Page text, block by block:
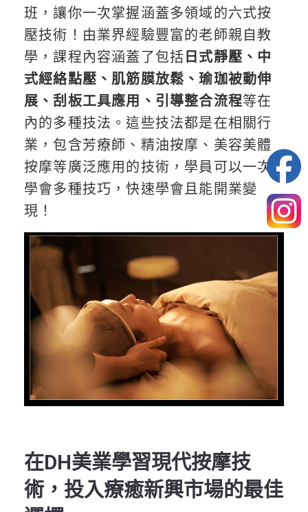
班，讓你一次掌握涵蓋多領域的六式按
壓技術！由業界經驗豐富的老師親自教
學，課程內容涵蓋了包括 日式靜壓、中
式經絡點壓、肌筋膜放鬆、瑜珈被動伸
展、刮板工具應用、引導整合流程等在
內的多種技法。這些技法都是在相關行
業，包含芳療師、精油按摩、美容美體
按摩等廣泛應用的技術，學員可以一次
學會多種技巧，快速學會且能開業變
現！
在DH美業學習現代按摩技
術，投入療癒新興市場的最佳